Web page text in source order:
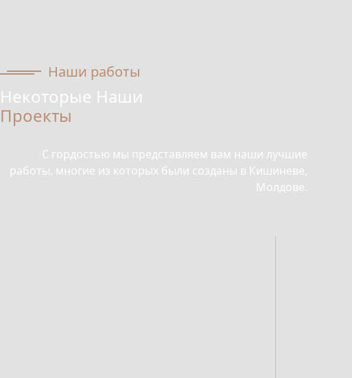
Наши работы
Некоторые Наши
Проекты
С гордостью мы представляем вам наши лучшие
работы, многие из которых были созданы в Кишиневе,
Молдове.